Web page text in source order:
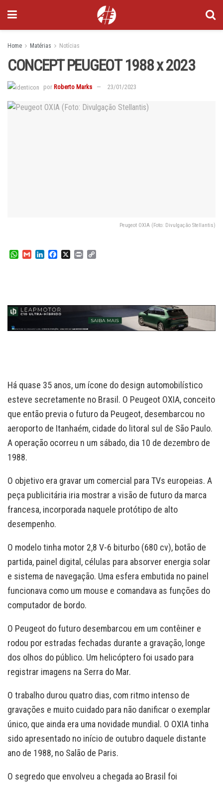
Home Matérias Notícias
CONCEPT PEUGEOT 1988 x 2023
por Roberto Marks 23/01/2023
Peugeot OXIA (Foto: Divulgação Stellantis)
W
p
p
G
I
n
o
k
X
P
n
k
Há quase 35 anos, um ícone do design automobilístico
esteve secretamente no Brasil. O Peugeot OXIA, conceito
que então previa o futuro da Peugeot, desembarcou no
aeroporto de Itanhaém, cidade do litoral sul de São Paulo.
A operação ocorreu n um sábado, dia 10 de dezembro de
1988.
O objetivo era gravar um comercial para TVs europeias. A
peça publicitária iria mostrar a visão de futuro da marca
francesa, incorporada naquele protótipo de alto
desempenho.
O modelo tinha motor 2,8 V-6 biturbo (680 cv), botão de
partida, painel digital, células para absorver energia solar
e sistema de navegação. Uma esfera embutida no painel
funcionava como um mouse e comandava as funções do
computador de bordo.
O Peugeot do futuro desembarcou em um contêiner e
rodou por estradas fechadas durante a gravação, longe
dos olhos do público. Um helicóptero foi usado para
registrar imagens na Serra do Mar.
O trabalho durou quatro dias, com ritmo intenso de
gravações e muito cuidado para não danificar o exemplar
único, que ainda era uma novidade mundial. O OXIA tinha
sido apresentado no início de outubro daquele distante
ano de 1988, no Salão de Paris.
O segredo que envolveu a chegada ao Brasil foi